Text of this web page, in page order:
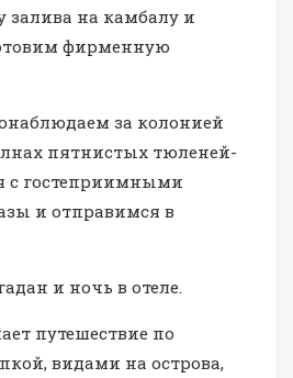
залива на камбалу и
фирменную
за колонией
пятнистых тюленей-
с гостеприимными
и отправимся в
и ночь в отеле.
путешествие по
видами на острова,